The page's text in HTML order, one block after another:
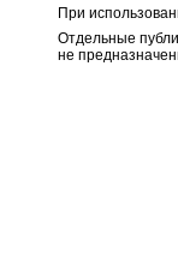
При
Отдельные
не